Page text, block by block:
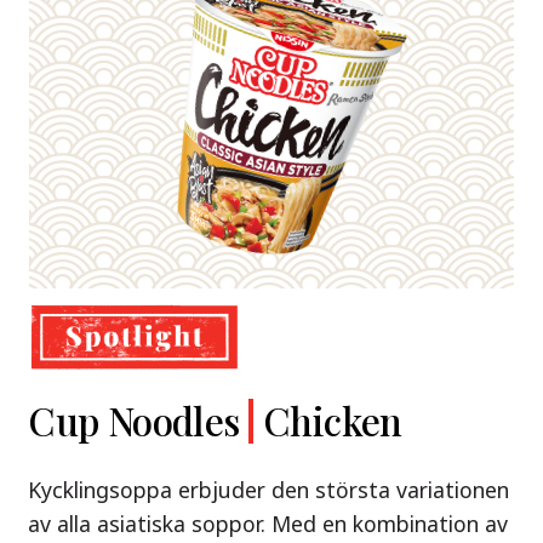
Nissin
Premium
Shoyu Yuzu,
& Tonkotsu
Cup Noodles Chicken
Kycklingsoppa erbjuder den största variationen
av alla asiatiska soppor. Med en kombination av
Demae
Beef
Nissin Demae Ramen Beef – en söt och syrlig